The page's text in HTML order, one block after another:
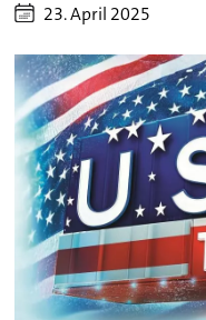
23. April 2025